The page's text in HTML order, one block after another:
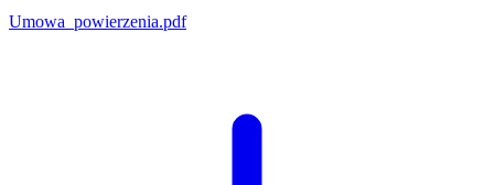
Umowa_powierzenia.pdf